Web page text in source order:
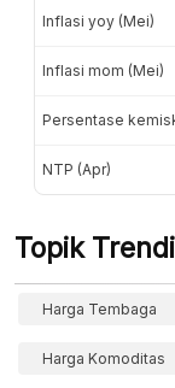
Inflasi yoy (Mei)
Inflasi mom (Mei)
Persentase
NTP (Apr)
Topik
Harga Tembaga
Harga Komoditas